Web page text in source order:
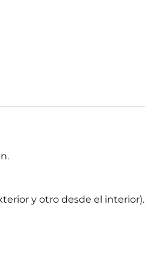
y otro desde el interior).